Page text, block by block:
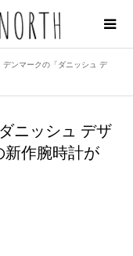
デンマークの「ダニッシュ デ
ニッシュ デザ
新作腕時計が